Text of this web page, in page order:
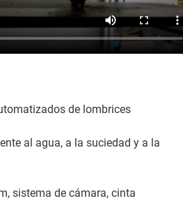
de lombrices
al agua, a la suciedad y a la
sistema de cámara, cinta